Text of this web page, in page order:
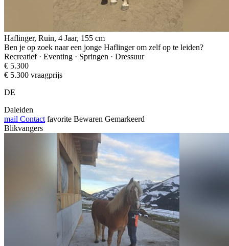
Haflinger, Ruin, 4 Jaar, 155 cm
Ben je op zoek naar een jonge Haflinger om zelf op te leiden?
Recreatief · Eventing · Springen · Dressuur
€ 5.300
€ 5.300 vraagprijs
DE
Daleiden
mail Contact favorite Bewaren Gemarkeerd
Blikvangers